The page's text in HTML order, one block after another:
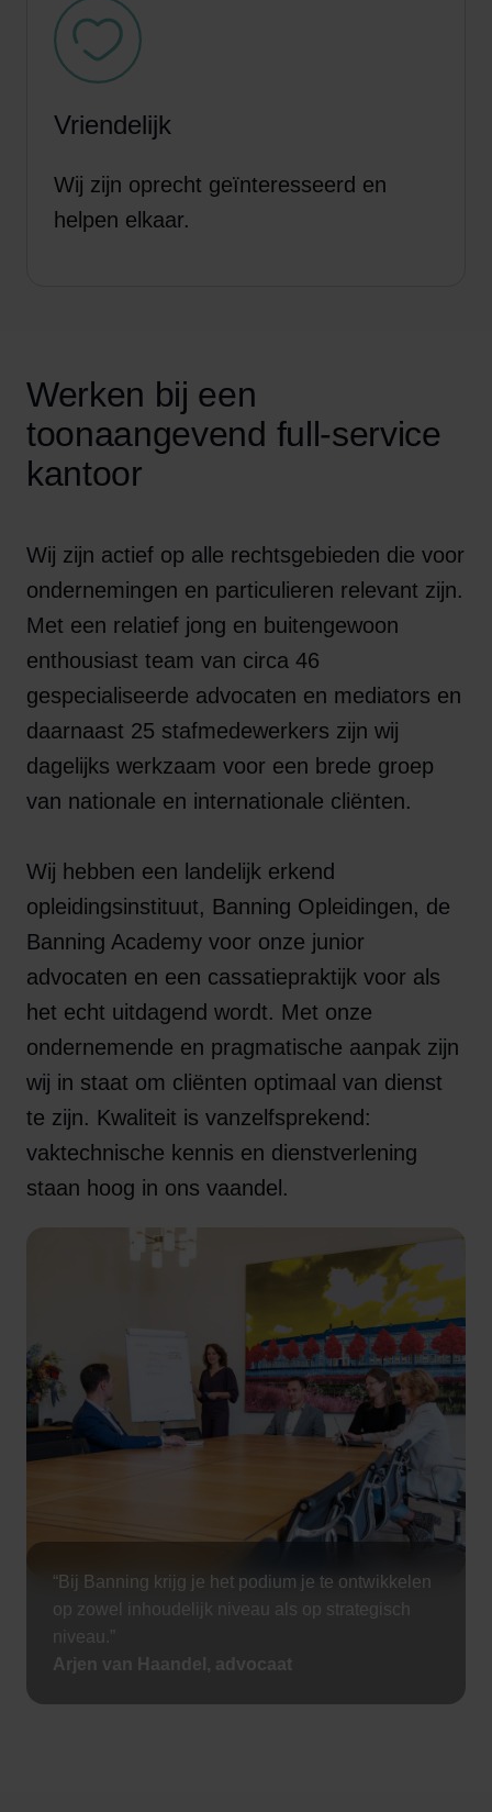
Vriendelijk
Wij zijn oprecht geïnteresseerd en
helpen elkaar.
Werken bij een
toonaangevend full-service
kantoor
Wij zijn actief op alle rechtsgebieden die voor
ondernemingen en particulieren relevant zijn.
Met een relatief jong en buitengewoon
enthousiast team van circa 46
gespecialiseerde advocaten en mediators en
daarnaast 25 stafmedewerkers zijn wij
dagelijks werkzaam voor een brede groep
van nationale en internationale cliënten.
Wij hebben een landelijk erkend
opleidingsinstituut, Banning Opleidingen, de
Banning Academy voor onze junior
advocaten en een cassatiepraktijk voor als
het echt uitdagend wordt. Met onze
ondernemende en pragmatische aanpak zijn
wij in staat om cliënten optimaal van dienst
te zijn. Kwaliteit is vanzelfsprekend:
vaktechnische kennis en dienstverlening
staan hoog in ons vaandel.
“Bij Banning krijg je het podium je te ontwikkelen
op zowel inhoudelijk niveau als op strategisch
niveau.”
Arjen van Haandel, advocaat